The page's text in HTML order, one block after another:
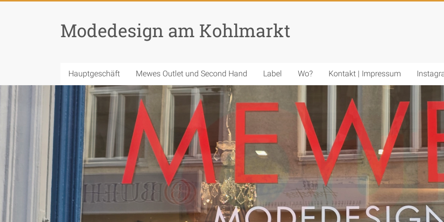
Modedesign am Kohlmarkt
Hauptgeschäft Mewes Outlet und Second Hand Label Wo? Kontakt | Impressum